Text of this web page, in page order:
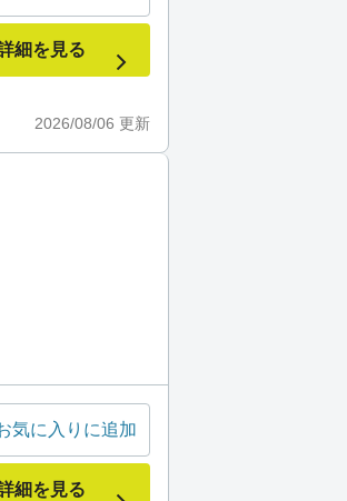
2026/08/06 更新
細を見る
気に入りに追加
細を見る